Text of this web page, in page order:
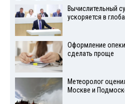
Вычислительный
ускоряется в
Оформление
сделать проще
Метеоролог
Москве и